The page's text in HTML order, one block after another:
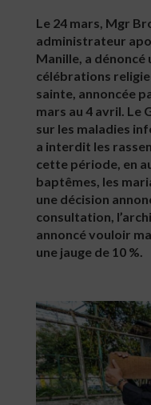
Le 24 mars, Mgr
administrateur
Manille, a
célébrations
sainte, annoncée
mars au 4 avril. Le
sur les maladies
a interdit les
cette période, en
baptêmes, les
une décision
consultation,
annoncé vouloir
une jauge de 10 %.